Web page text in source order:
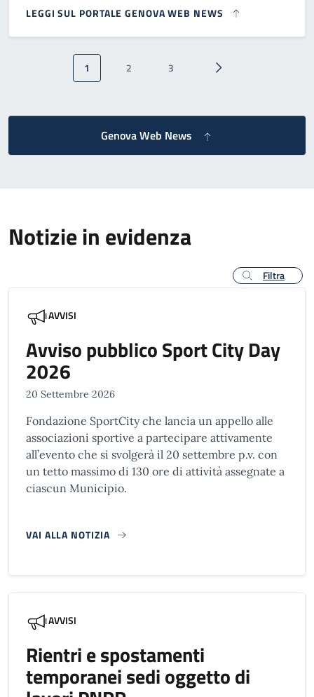
LEGGI SUL PORTALE GENOVA WEB NEWS
Paginazione
Pagina attuale
1 Pagina
2 Pagina
3 Pagina successiva
Genova Web News
Notizie in evidenza
Filtra
AVVISI
Avviso pubblico Sport City Day
2026
20 Settembre 2026
Fondazione SportCity che lancia un appello alle
associazioni sportive a partecipare attivamente
all’evento che si svolgerà il 20 settembre p.v. con
un tetto massimo di 130 ore di attività assegnate a
ciascun Municipio.
VAI ALLA NOTIZIA
AVVISI
Rientri e spostamenti
temporanei sedi oggetto di